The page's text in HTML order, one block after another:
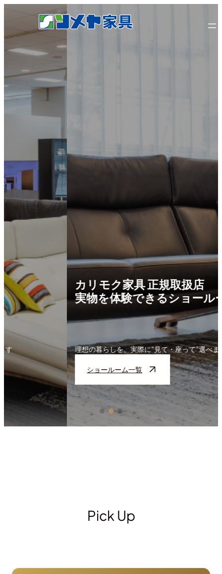
プ
カリモク家具 正規取扱店
実物を体験できるショールーム
理想の暮らしを、実際に“見て・座って”選べます
ショールーム一覧
Pick Up